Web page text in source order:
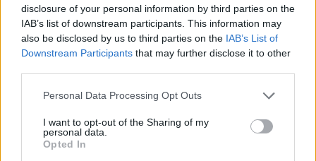
disclosure of your personal information by third parties on the
IAB’s list of downstream participants. This information may
also be disclosed by us to third parties on the IAB’s List of
Downstream Participants that may further disclose it to other
Personal Data Processing Opt Outs
I want to opt-out of the Sharing of my
personal data.
Opted In
0 21 MARS, 2013